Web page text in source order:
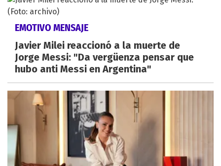
EMOTIVO MENSAJE
Javier Milei reaccionó a la muerte de
Jorge Messi: "Da vergüenza pensar que
hubo anti Messi en Argentina"